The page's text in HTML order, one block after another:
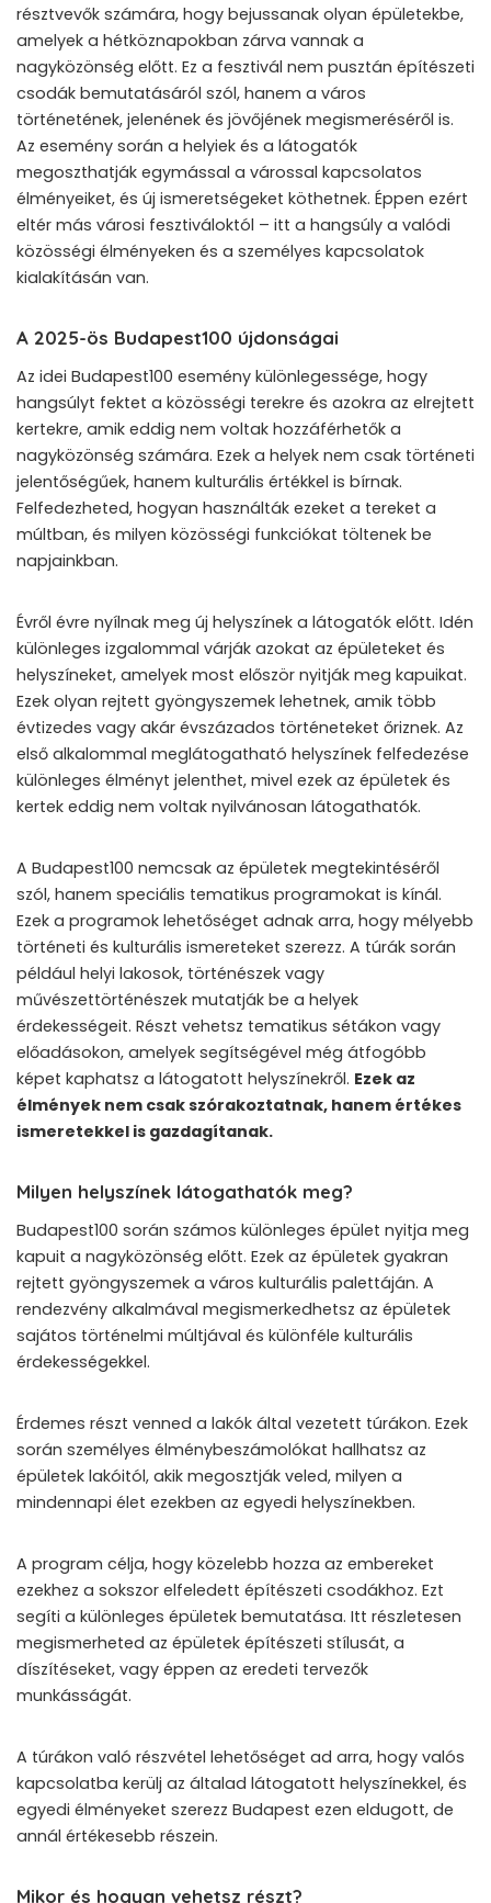
résztvevők számára, hogy bejussanak olyan épületekbe,
amelyek a hétköznapokban zárva vannak a
nagyközönség előtt. Ez a fesztivál nem pusztán építészeti
csodák bemutatásáról szól, hanem a város
történetének, jelenének és jövőjének megismeréséről is.
Az esemény során a helyiek és a látogatók
megoszthatják egymással a várossal kapcsolatos
élményeiket, és új ismeretségeket köthetnek. Éppen ezért
eltér más városi fesztiváloktól – itt a hangsúly a valódi
közösségi élményeken és a személyes kapcsolatok
kialakításán van.
A 2025-ös Budapest100 újdonságai
Az idei Budapest100 esemény különlegessége, hogy
hangsúlyt fektet a közösségi terekre és azokra az elrejtett
kertekre, amik eddig nem voltak hozzáférhetők a
nagyközönség számára. Ezek a helyek nem csak történeti
jelentőségűek, hanem kulturális értékkel is bírnak.
Felfedezheted, hogyan használták ezeket a tereket a
múltban, és milyen közösségi funkciókat töltenek be
napjainkban.
Évről évre nyílnak meg új helyszínek a látogatók előtt. Idén
különleges izgalommal várják azokat az épületeket és
helyszíneket, amelyek most először nyitják meg kapuikat.
Ezek olyan rejtett gyöngyszemek lehetnek, amik több
évtizedes vagy akár évszázados történeteket őriznek. Az
első alkalommal meglátogatható helyszínek felfedezése
különleges élményt jelenthet, mivel ezek az épületek és
kertek eddig nem voltak nyilvánosan látogathatók.
A Budapest100 nemcsak az épületek megtekintéséről
szól, hanem speciális tematikus programokat is kínál.
Ezek a programok lehetőséget adnak arra, hogy mélyebb
történeti és kulturális ismereteket szerezz. A túrák során
például helyi lakosok, történészek vagy
művészettörténészek mutatják be a helyek
érdekességeit. Részt vehetsz tematikus sétákon vagy
előadásokon, amelyek segítségével még átfogóbb
képet kaphatsz a látogatott helyszínekről. Ezek az
élmények nem csak szórakoztatnak, hanem értékes
ismeretekkel is gazdagítanak.
Milyen helyszínek látogathatók meg?
Budapest100 során számos különleges épület nyitja meg
kapuit a nagyközönség előtt. Ezek az épületek gyakran
rejtett gyöngyszemek a város kulturális palettáján. A
rendezvény alkalmával megismerkedhetsz az épületek
sajátos történelmi múltjával és különféle kulturális
érdekességekkel.
Érdemes részt venned a lakók által vezetett túrákon. Ezek
során személyes élménybeszámolókat hallhatsz az
épületek lakóitól, akik megosztják veled, milyen a
mindennapi élet ezekben az egyedi helyszínekben.
A program célja, hogy közelebb hozza az embereket
ezekhez a sokszor elfeledett építészeti csodákhoz. Ezt
segíti a különleges épületek bemutatása. Itt részletesen
megismerheted az épületek építészeti stílusát, a
díszítéseket, vagy éppen az eredeti tervezők
munkásságát.
A túrákon való részvétel lehetőséget ad arra, hogy valós
kapcsolatba kerülj az általad látogatott helyszínekkel, és
egyedi élményeket szerezz Budapest ezen eldugott, de
annál értékesebb részein.
Mikor és hogyan vehetsz részt?